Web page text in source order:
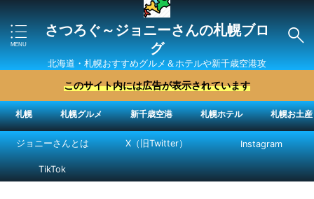
さつろぐ～ジョニーさんの札幌ブロ
グ
北海道・札幌おすすめグルメ＆ホテルや新千歳空港攻
略法を紹介 ″ジョニーさん“で検索
このサイト内には広告が表示されています
札幌 札幌グルメ 新千歳空港 札幌ホテル 札幌お土産
ジョニーさんとは X（旧Twitter） Instagram
TikTok